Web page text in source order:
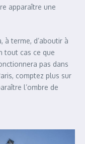
apparaître une
à terme, d’aboutir à
tout cas ce que
pas dans
comptez plus sur
l’ombre de